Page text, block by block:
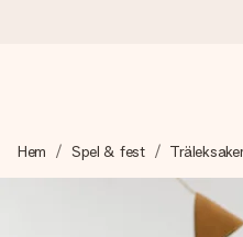
Vi skapar din gåva med
Hem Spel & fest